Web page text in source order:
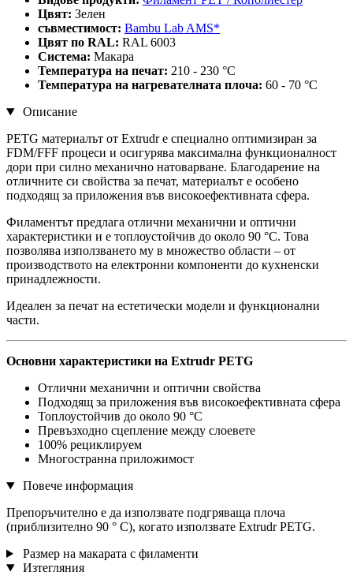
Цвят: Зелен
съвместимост: Bambu Lab AMS*
Цвят по RAL: RAL 6003
Система: Макара
Температура на печат: 210 - 230 °C
Температура на нагревателната плоча: 60 - 70 °C
Описание
PETG материалът от Extrudr е специално оптимизиран за
FDM/FFF процеси и осигурява максимална функционалност
дори при силно механично натоварване. Благодарение на
отличните си свойства за печат, материалът е особено
подходящ за приложения във високоефективната сфера.
Филаментът предлага отлични механични и оптични
характеристики и е топлоустойчив до около 90 °C. Това
позволява използването му в множество области – от
производството на електронни компоненти до кухненски
принадлежности.
Идеален за печат на естетически модели и функционални
части.
Основни характеристики на Extrudr PETG
Отлични механични и оптични свойства
Подходящ за приложения във високоефективната сфера
Топлоустойчив до около 90 °C
Превъзходно сцепление между слоевете
100% рециклируем
Многостранна приложимост
Повече информация
Препоръчително е да използвате подгряваща плоча
(приблизително 90 ° C), когато използвате Extrudr PETG.
Размер на макарата с филаменти
Изтегляния